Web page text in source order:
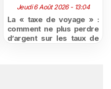
Jeudi 6 Août 2026 - 13:04
La « taxe de voyage » :
comment ne plus perdre
d’argent sur les taux de